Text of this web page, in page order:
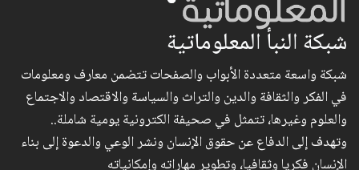
شبكة النبأ المعلوماتية
شبكة واسعة متعددة الأبواب والصفحات تتضمن معارف ومعلومات
في الفكر والثقافة والدين والتراث والسياسة والاقتصاد والاجتماع
والعلوم وغيرها، تتمثل في صحيفة الكترونية يومية شاملة..
وتهدف إلى الدفاع عن حقوق الإنسان ونشر الوعي والدعوة إلى بناء